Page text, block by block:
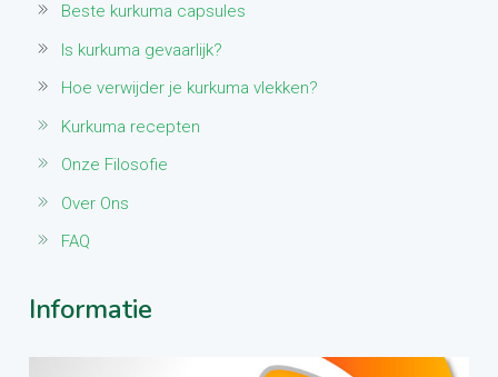
Beste kurkuma capsules
Is kurkuma gevaarlijk?
Hoe verwijder je kurkuma vlekken?
Kurkuma recepten
Onze Filosofie
Over Ons
FAQ
Informatie